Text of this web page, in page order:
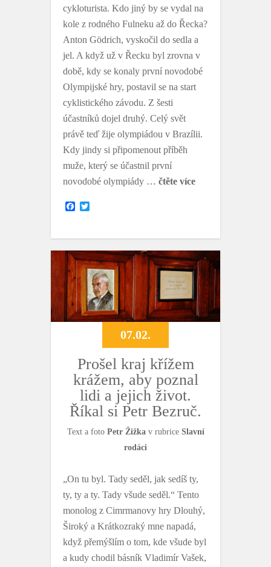
cykloturista. Kdo jiný by se vydal na
kole z rodného Fulneku až do Řecka?
Anton Gödrich, vyskočil do sedla a
jel. A když už v Řecku byl zrovna v
době, kdy se konaly první novodobé
Olympijské hry, postavil se na start
cyklistického závodu. Z šesti
účastníků dojel druhý. Celý svět
právě teď žije olympiádou v Brazílii.
Kdy jindy si připomenout příběh
muže, který se účastnil první
novodobé olympiády … čtěte více
F
o
o
k
e
r
07.02.
Prošel kraj křížem
krážem, aby poznal
lidi a jejich život.
Říkal si Petr Bezruč.
Text a foto Petr Žižka v rubrice Slavní
rodáci
„On tu byl. Tady seděl, jak sedíš ty,
ty, ty a ty. Tady všude seděl.“ Tento
monolog z Cimrmanovy hry Dlouhý,
Široký a Krátkozraký mne napadá,
když přemýšlím o tom, kde všude byl
a kudy chodil básník Vladimír Vašek,